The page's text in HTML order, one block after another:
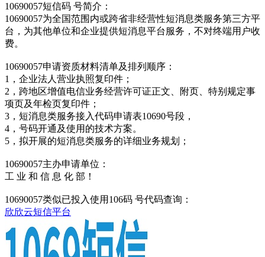
10690057短信码 号简介：
10690057为全国范围内或跨省非经营性短消息类服务第三方平
台，为其他单位和企业提供短消息平台服务，不对终端用户收
费。
10690057申请资质材料清单及排列顺序：
1，企业法人营业执照复印件；
2，跨地区增值电信业务经营许可证正文、附页、特别规定事
项页及年检页复印件；
3，短消息类服务接入代码申请表10690号段，
4，号码开通及使用的技术方案。
5，拟开展的短消息类服务的详细业务规划；
10690057主办申请单位：
工 业 和 信 息 化 部！
10690057类似已投入使用106码 号代码查询：
欣欣云短信平台